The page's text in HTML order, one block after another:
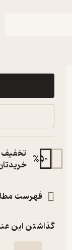
%50
فهرست
گذاشتن این